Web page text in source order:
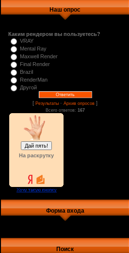
Наш опрос
Каким рендером вы пользуетесь?
VRAY
Mental Ray
Maxwell Render
Final Render
Brazil
RenderMan
Другой
[Результаты ·Архив опросов ]
Всего ответов: 167
На раскрутку
Форма входа
Поиск